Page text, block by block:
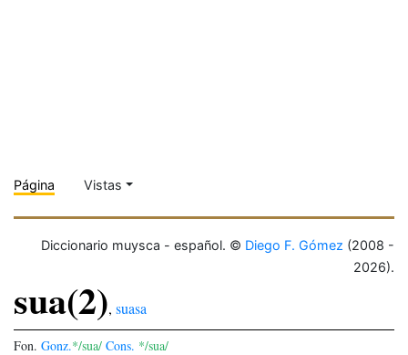
Página Vistas
Diccionario muysca - español. © Diego F. Gómez (2008 -
2026).
sua(2), suasa
Fon. Gonz.*/sua/ Cons. */sua/